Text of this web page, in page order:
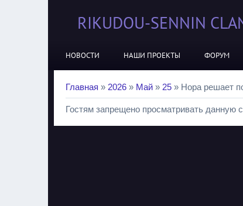
RIKUDOU-SENNIN
НОВОСТИ НАШИ ПРОЕКТЫ ФОРУМ
Главная » 2026 » Май » 25 » Нора решает
Гостям запрещено просматривать данную